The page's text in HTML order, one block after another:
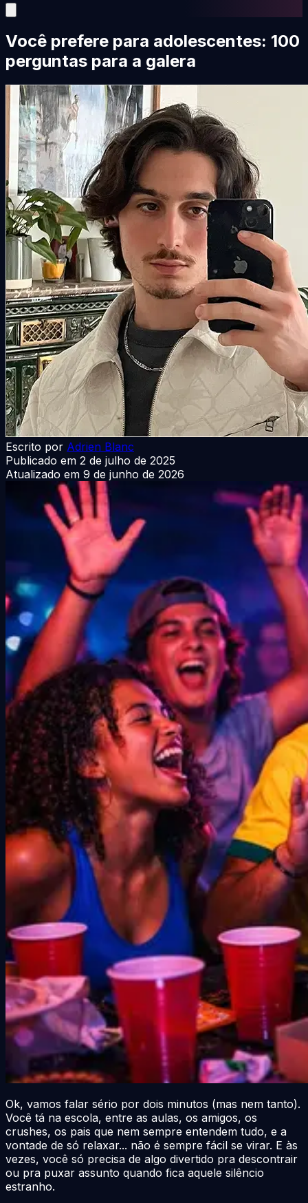
Você prefere para adolescentes: 100
perguntas para a galera
Escrito por Adrien Blanc
Publicado em 2 de julho de 2025
Atualizado em 9 de junho de 2026
Ok, vamos falar sério por dois minutos (mas nem tanto).
Você tá na escola, entre as aulas, os amigos, os
crushes, os pais que nem sempre entendem tudo, e a
vontade de só relaxar... não é sempre fácil se virar. E às
vezes, você só precisa de algo divertido pra descontrair
ou pra puxar assunto quando fica aquele silêncio
estranho.